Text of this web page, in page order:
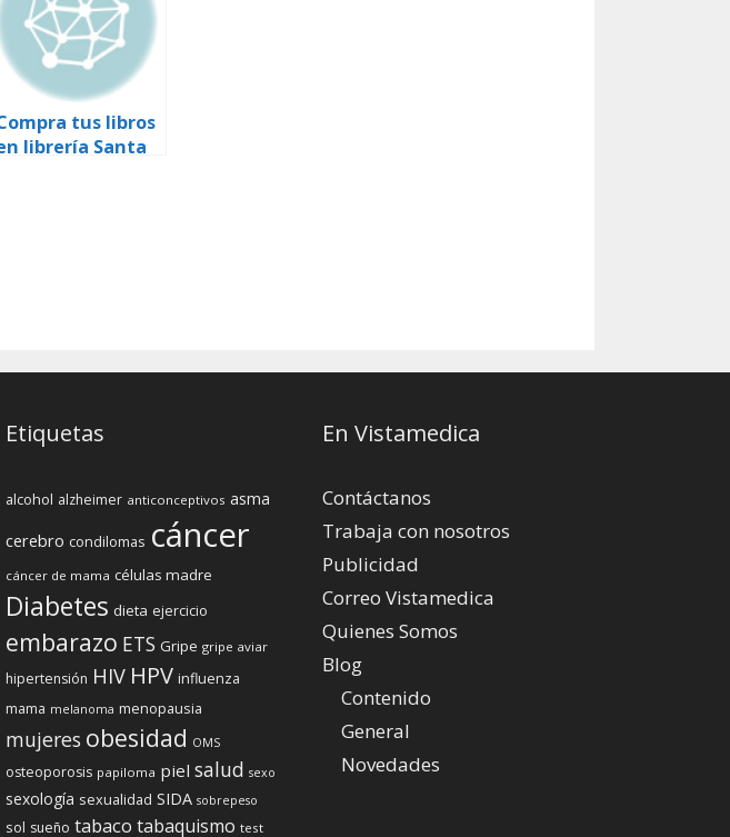
tus libros
librería Santa
Etiquetas
alcohol alzheimer anticonceptivos asma
cerebro condilomas cáncer
cáncer de mama células madre
Diabetes dieta ejercicio
embarazo ETS Gripe gripe aviar
hipertensión HIV HPV influenza
mama melanoma menopausia
mujeres obesidad OMS
osteoporosis papiloma piel salud sexo
sexología sexualidad SIDA sobrepeso
sol sueño tabaco tabaquismo test
En Vistamedica
Contáctanos
Trabaja con nosotros
Publicidad
Correo Vistamedica
Quienes Somos
Blog
Contenido
General
Novedades